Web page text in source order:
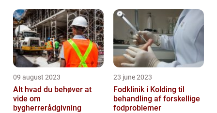
09 august 2023
Alt hvad du behøver at
vide om
bygherrerådgivning
23 june 2023
Fodklinik i Kolding til
behandling af forskellige
fodproblemer